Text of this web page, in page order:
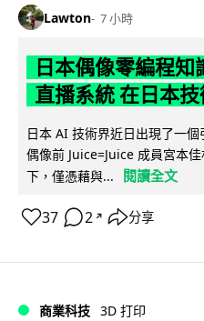
Lawton 7 小時
日本偶像零編程知
直播系統 在日本
日本 AI 技術界近日出現了一
偶像前 Juice=Juice 成員宮本
下，僅憑藉與...
閱讀全文
37 2 ↗ 分享
商業科技 3D 打印